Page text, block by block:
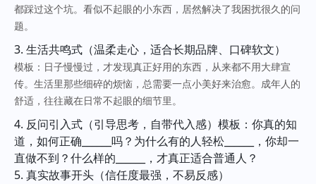
都踩过这个坑。看似不起眼的小东西，居然解决了我困扰很久的问
题。
3. 生活共鸣式（温柔走心，适合长期品牌、口碑软文）
模板：日子慢慢过，才发现真正好用的东西，从来都不用大肆宣
传。生活里那些细碎的烦恼，总需要一点小美好来治愈。成年人的
舒适，往往藏在日常不起眼的细节里。
4. 反问引入式（引导思考，自带代入感）模板：你真的知
道，如何正确______吗？为什么有的人轻松______，你却一
直做不到？什么样的______，才真正适合普通人？
5. 真实故事开头（信任度最强，不易反感）